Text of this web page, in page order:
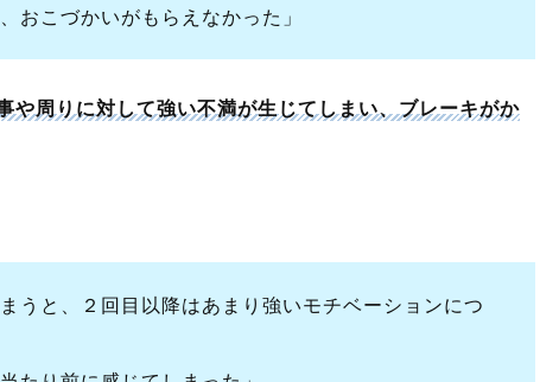
おこづかいがもらえなかった」
や周りに対して強い不満が生じてしまい、ブレーキがか
うと、２回目以降はあまり強いモチベーションにつ